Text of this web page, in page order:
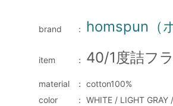
brand ： homspun（
item ： 40/1度詰フ
material ： cotton100%
color
： WHITE / LIGHT GRAY